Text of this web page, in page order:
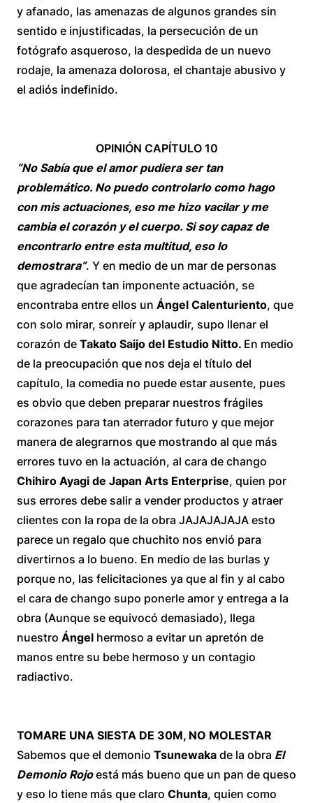
y afanado, las amenazas de algunos grandes sin
sentido e injustificadas, la persecución de un
fotógrafo asqueroso, la despedida de un nuevo
rodaje, la amenaza dolorosa, el chantaje abusivo y
el adiós indefinido.
OPINIÓN CAPÍTULO 10
“No Sabía que el amor pudiera ser tan
problemático. No puedo controlarlo como hago
con mis actuaciones, eso me hizo vacilar y me
cambia el corazón y el cuerpo. Si soy capaz de
encontrarlo entre esta multitud, eso lo
demostrara”. Y en medio de un mar de personas
que agradecían tan imponente actuación, se
encontraba entre ellos un Ángel Calenturiento, que
con solo mirar, sonreír y aplaudir, supo llenar el
corazón de Takato Saijo del Estudio Nitto. En medio
de la preocupación que nos deja el título del
capítulo, la comedia no puede estar ausente, pues
es obvio que deben preparar nuestros frágiles
corazones para tan aterrador futuro y que mejor
manera de alegrarnos que mostrando al que más
errores tuvo en la actuación, al cara de chango
Chihiro Ayagi de Japan Arts Enterprise, quien por
sus errores debe salir a vender productos y atraer
clientes con la ropa de la obra JAJAJAJAJA esto
parece un regalo que chuchito nos envió para
divertirnos a lo bueno. En medio de las burlas y
porque no, las felicitaciones ya que al fin y al cabo
el cara de chango supo ponerle amor y entrega a la
obra (Aunque se equivocó demasiado), llega
nuestro Ángel hermoso a evitar un apretón de
manos entre su bebe hermoso y un contagio
radiactivo.
TOMARE UNA SIESTA DE 30M, NO MOLESTAR
Sabemos que el demonio Tsunewaka de la obra El
Demonio Rojoestá más bueno que un pan de queso
y eso lo tiene más que claro Chunta, quien como